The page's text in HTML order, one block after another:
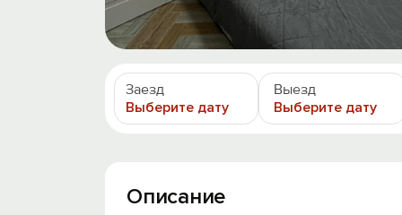
Заезд
Выберите дату
Выезд
Выберите дату
Описание